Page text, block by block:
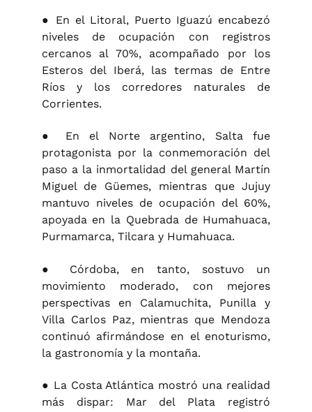
● En el Litoral, Puerto Iguazú encabezó
niveles de ocupación con registros
cercanos al 70%, acompañado por los
Esteros del Iberá, las termas de Entre
Ríos y los corredores naturales de
Corrientes.
● En el Norte argentino, Salta fue
protagonista por la conmemoración del
paso a la inmortalidad del general Martín
Miguel de Güemes, mientras que Jujuy
mantuvo niveles de ocupación del 60%,
apoyada en la Quebrada de Humahuaca,
Purmamarca, Tilcara y Humahuaca.
● Córdoba, en tanto, sostuvo un
movimiento moderado, con mejores
perspectivas en Calamuchita, Punilla y
Villa Carlos Paz, mientras que Mendoza
continuó afirmándose en el enoturismo,
la gastronomía y la montaña.
● La Costa Atlántica mostró una realidad
más dispar: Mar del Plata registró